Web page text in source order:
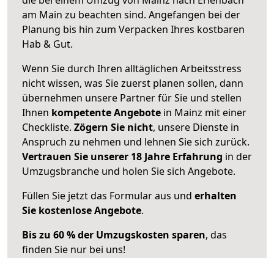
am Main zu beachten sind. Angefangen bei der
Planung bis hin zum Verpacken Ihres kostbaren
Hab & Gut.
Wenn Sie durch Ihren alltäglichen Arbeitsstress
nicht wissen, was Sie zuerst planen sollen, dann
übernehmen unsere Partner für Sie und stellen
Ihnen kompetente Angebote in Mainz mit einer
Checkliste. Zögern Sie nicht, unsere Dienste in
Anspruch zu nehmen und lehnen Sie sich zurück.
Vertrauen Sie unserer 18 Jahre Erfahrung in der
Umzugsbranche und holen Sie sich Angebote.
Füllen Sie jetzt das Formular aus und erhalten
Sie kostenlose Angebote.
Bis zu 60 % der Umzugskosten sparen, das
finden Sie nur bei uns!